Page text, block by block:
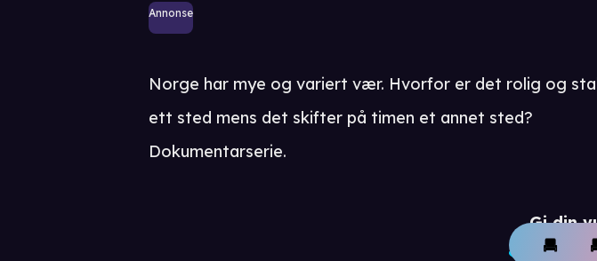
Annonse
Gi din
Norge har mye og variert vær. Hvorfor er det rolig og
ett sted mens det skifter på timen et annet sted?
Dokumentarserie.